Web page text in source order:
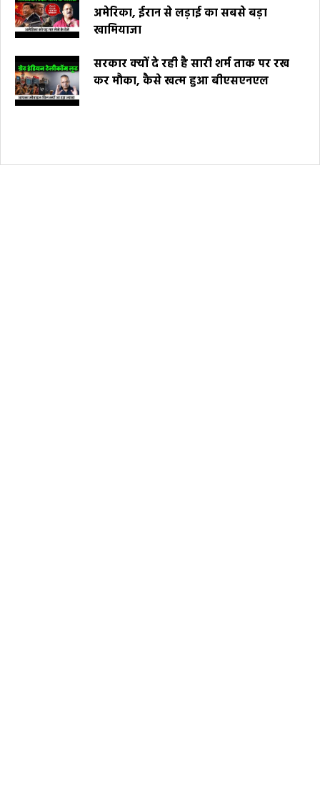
अमेरिका, ईरान से लड़ाई का सबसे बड़ा
खामियाजा
सरकार क्यों दे रही है सारी शर्म ताक पर रख
कर मौका, कैसे खत्म हुआ बीएसएनएल